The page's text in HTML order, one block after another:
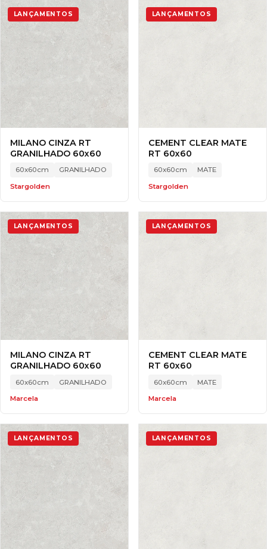
LANÇAMENTOS
MILANO CINZA RT
GRANILHADO 60x60
60x60cm
GRANILHADO
Stargolden
LANÇAMENTOS
CEMENT CLEAR MATE
RT 60x60
60x60cm
MATE
Stargolden
LANÇAMENTOS
MILANO CINZA RT
GRANILHADO 60x60
60x60cm
GRANILHADO
Marcela
LANÇAMENTOS
CEMENT CLEAR MATE
RT 60x60
60x60cm
MATE
Marcela
LANÇAMENTOS LANÇAMENTOS